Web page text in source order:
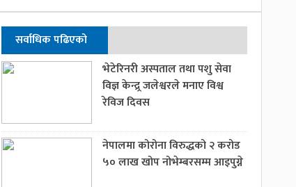
सर्वाधिक पढिएको
भेटेरिनरी अस्पताल तथा पशु सेवा
विज्ञ केन्द्र्र जलेश्वरले मनाए विश्व
रेविज दिवस
नेपालमा कोरोना विरुद्धको २ करोड
५० लाख खोप नोभेम्बरसम्म आइपुग्ने